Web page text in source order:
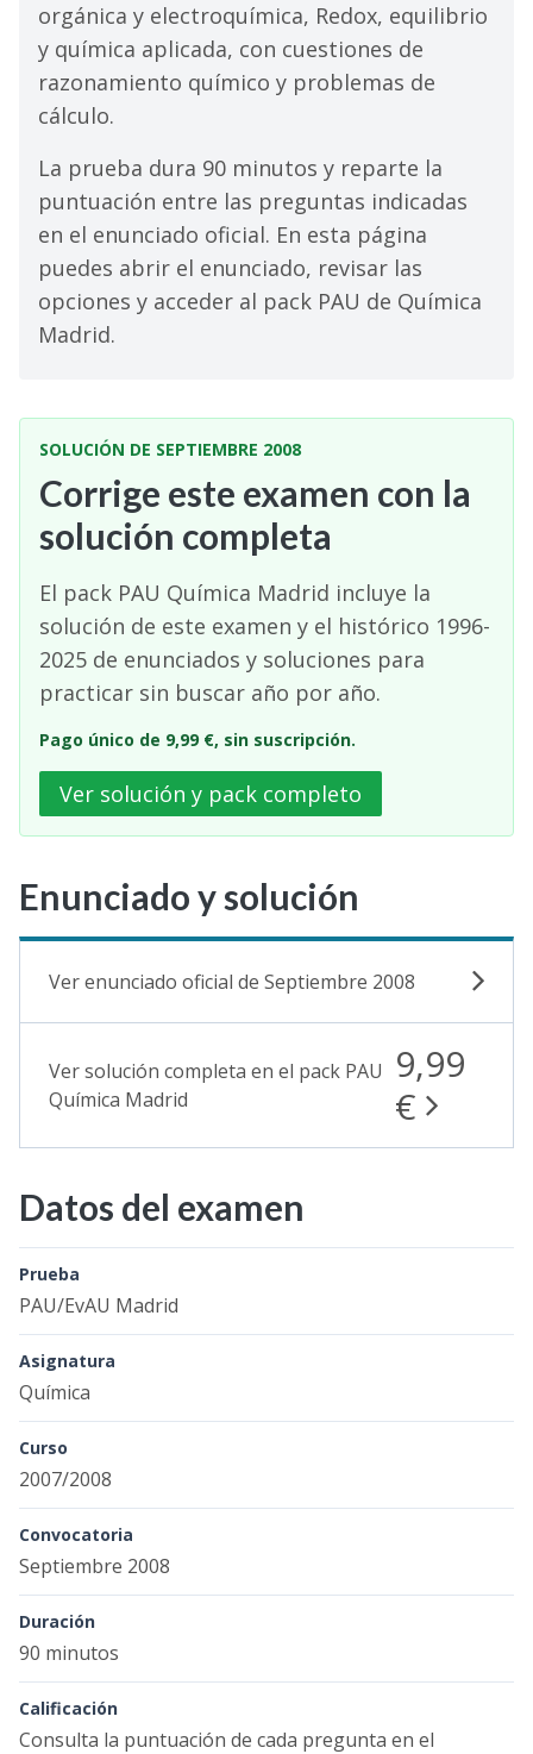
orgánica y electroquímica, Redox, equilibrio
y química aplicada, con cuestiones de
razonamiento químico y problemas de
cálculo.
La prueba dura 90 minutos y reparte la
puntuación entre las preguntas indicadas
en el enunciado oficial. En esta página
puedes abrir el enunciado, revisar las
opciones y acceder al pack PAU de Química
Madrid.
SOLUCIÓN DE SEPTIEMBRE 2008
Corrige este examen con la
solución completa
El pack PAU Química Madrid incluye la
solución de este examen y el histórico 1996-
2025 de enunciados y soluciones para
practicar sin buscar año por año.
Pago único de 9,99 €, sin suscripción.
Ver solución y pack completo
Enunciado y solución
Ver enunciado oficial de Septiembre 2008
Ver solución completa en el pack PAU
Química Madrid
9,99
€
Datos del examen
Prueba
PAU/EvAU Madrid
Asignatura
Química
Curso
2007/2008
Convocatoria
Septiembre 2008
Duración
90 minutos
Calificación
Consulta la puntuación de cada pregunta en el